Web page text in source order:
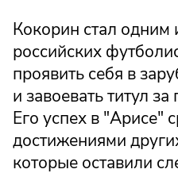
Кокорин стал одним
российских
проявить себя в
и завоевать титул
Его успех в "Арисе"
достижениями
которые оставили